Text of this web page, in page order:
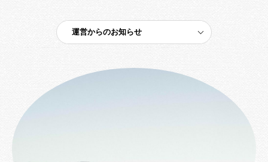
運営からのお知らせ